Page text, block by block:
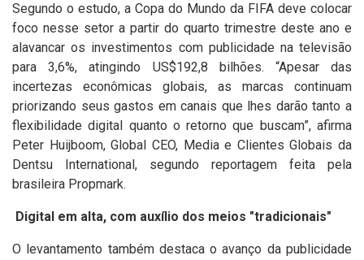
Segundo o estudo, a Copa do Mundo da FIFA deve colocar
foco nesse setor a partir do quarto trimestre deste ano e
alavancar os investimentos com publicidade na televisão
para 3,6%, atingindo US$192,8 bilhões. “Apesar das
incertezas econômicas globais, as marcas continuam
priorizando seus gastos em canais que lhes darão tanto a
flexibilidade digital quanto o retorno que buscam”, afirma
Peter Huijboom, Global CEO, Media e Clientes Globais da
Dentsu International, segundo reportagem feita pela
brasileira Propmark.
Digital em alta, com auxílio dos meios "tradicionais"
O levantamento também destaca o avanço da publicidade